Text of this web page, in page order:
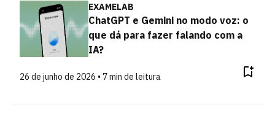
EXAMELAB
ChatGPT e Gemini no modo voz: o
que dá para fazer falando com a
IA?
26 de junho de 2026 • 7 min de leitura